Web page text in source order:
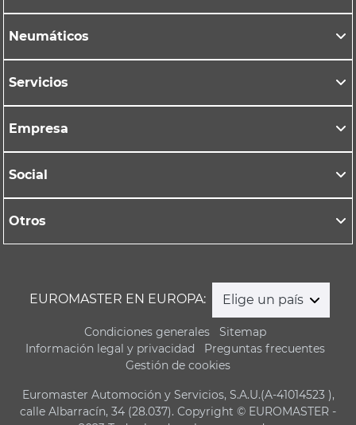
Neumáticos
Servicios
Empresa
Social
Otros
EUROMASTER EN EUROPA: Elige un país
Condiciones generales
Sitemap
Información legal y privacidad
Preguntas frecuentes
Gestión de cookies
Euromaster Automoción y Servicios, S.A.U.(A-41014523 ),
calle Albarracín, 34 (28.037). Copyright © EUROMASTER -